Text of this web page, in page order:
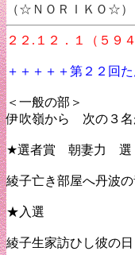
（☆ＮＯＲＩＫＯ☆）
２２.１２．１（５９４
＋＋＋＋＋第２２回
＜一般の部＞
伊吹嶺から 次の３名
★選者賞 朝妻
綾子亡き部屋
★入選
綾子生家訪ひし彼